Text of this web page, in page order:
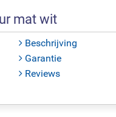
mat wit
Beschrijving
Garantie
Reviews